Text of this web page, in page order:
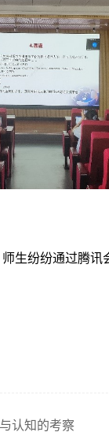
生纷纷通过腾
认知的考察